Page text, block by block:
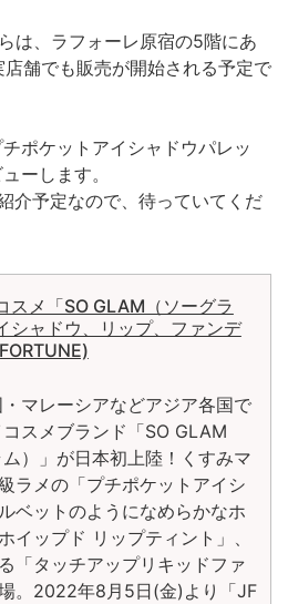
は、ラフォーレ原宿の5階にあ
舗でも販売が開始される予定で
ポケットアイシャドウパレッ
ーします。
介予定なので、待っていてくだ
スメ「SO GLAM（ソーグラ
シャドウ、リップ、ファンデ
マレーシアなどアジア各国で
スメブランド「SO GLAM
ム）」が日本初上陸！くすみマ
ラメの「プチポケットアイシ
ベットのようになめらかなホ
イップド リップティント」、
「タッチアップリキッドファ
。2022年8月5日(金)より「JF